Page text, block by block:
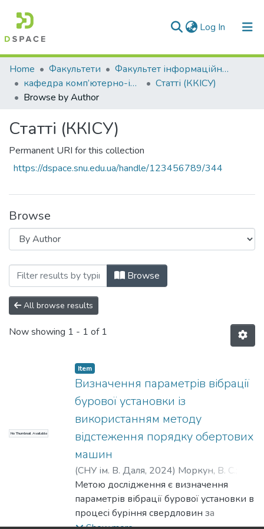
Log In (current)
Communities & Collections
All of DSpace
Home Факультети
Факультет інформаційних технологій та електроніки
кафедра комп’ютерно-інтегрованих систем управління
Статті (ККІСУ)
Browse by Author
Статті (ККІСУ)
Permanent URI for this collection
https://dspace.snu.edu.ua/handle/123456789/344
Browse
Browsing Статті (ККІСУ) by Author
Browse
All browse results
Now showing 1 - 1 of 1
No Thumbnail Available
Item
Визначення параметрів вібрації
бурової установки із
використанням методу
відстеження порядку обертових
машин
(СНУ ім. В. Даля, 2024) Моркун, В. С.
Моркун, Н. В.;Поркуян, О. В.;Грищенко,
С. М.;Бобров, Є. Ю.;Грищенко, Я. О.;
Morkun, V. S.;Morkun, N. V.;Porkuian, O. V.
Метою дослідження є визначення
параметрів вібрації бурової установки в
процесі буріння свердловин за